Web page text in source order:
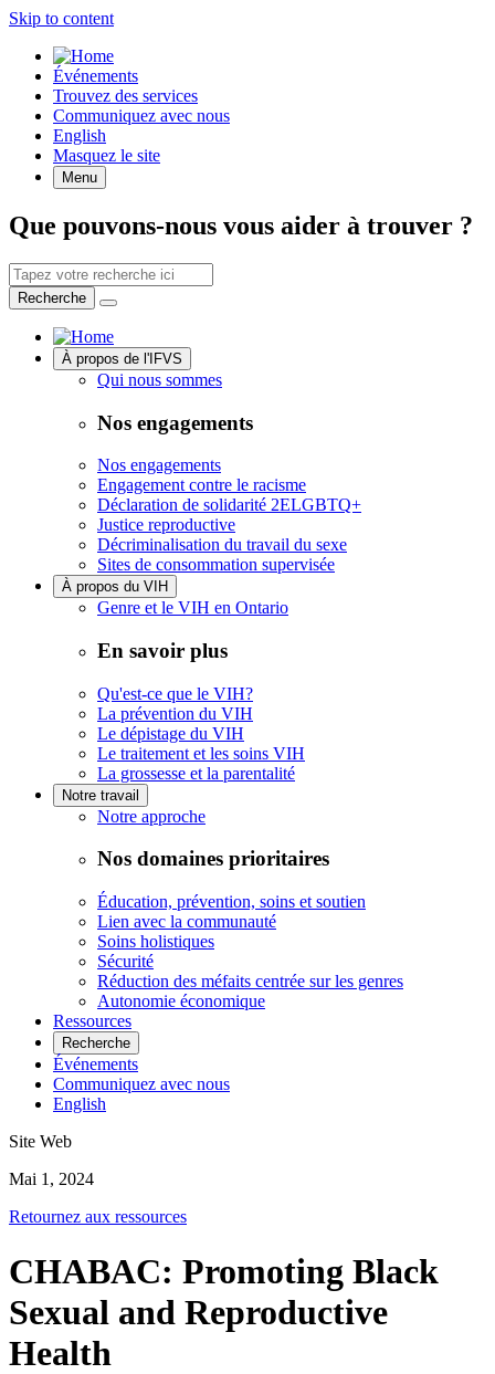
Skip to content
Quick
AccessÉvénements
Trouvez des services
Communiquez avec nous
English
Masquez le site
Menu
Que pouvons-nous vous aider à trouver ?
Search
by
keyword
Recherche
Site
Navigation
À propos de l'IFVS
Qui nous sommes
Nos engagements
Nos engagements
Engagement contre le racisme
Déclaration de solidarité 2ELGBTQ+
Justice reproductive
Décriminalisation du travail du sexe
Sites de consommation supervisée
À propos du VIH
Genre et le VIH en Ontario
En savoir plus
Qu'est-ce que le VIH?
La prévention du VIH
Le dépistage du VIH
Le traitement et les soins VIH
La grossesse et la parentalité
Notre travail
Notre approche
Nos domaines prioritaires
Éducation, prévention, soins et soutien
Lien avec la communauté
Soins holistiques
Sécurité
Réduction des méfaits centrée sur les genres
Autonomie économique
Ressources
Recherche
Événements
Communiquez avec nous
English
Site Web
Mai 1, 2024
Retournez aux ressources
CHABAC: Promoting Black
Sexual and Reproductive
Health